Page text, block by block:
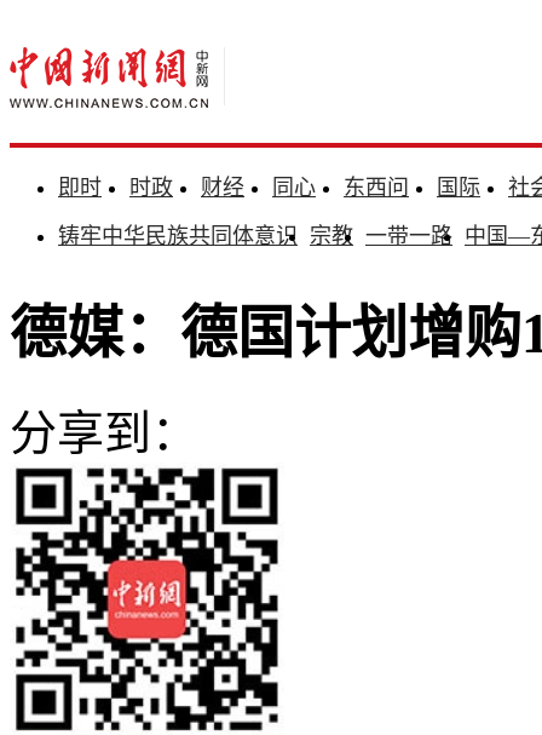
即时 时政 财经 同心 东西问 国际
社
铸牢中华民族共同体意识 宗教 一带一路 中国—
德媒：德国计划增购
分享到：